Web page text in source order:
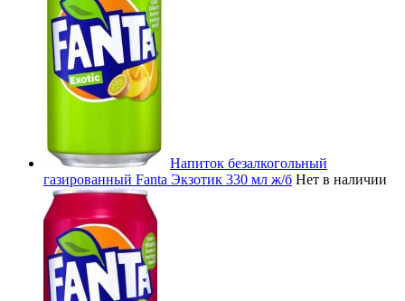
Напиток безалкогольный
газированный Fanta Экзотик 330 мл ж/б Нет в наличии